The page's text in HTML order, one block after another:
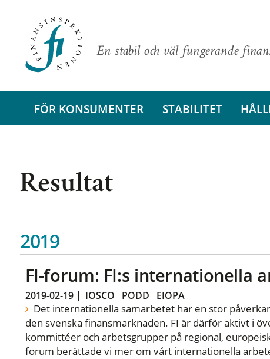
En stabil och väl fungerande
FÖR KONSUMENTER STABILITET
Resultat
2019
FI-forum: FI:s internationella
2019-02-19| IOSCO PODD EIOPA
Det internationella samarbetet har en stor
den svenska finansmarknaden. FI är därför aktivt i
kommittéer och arbetsgrupper på regional,
forum berättade vi mer om vårt internationella